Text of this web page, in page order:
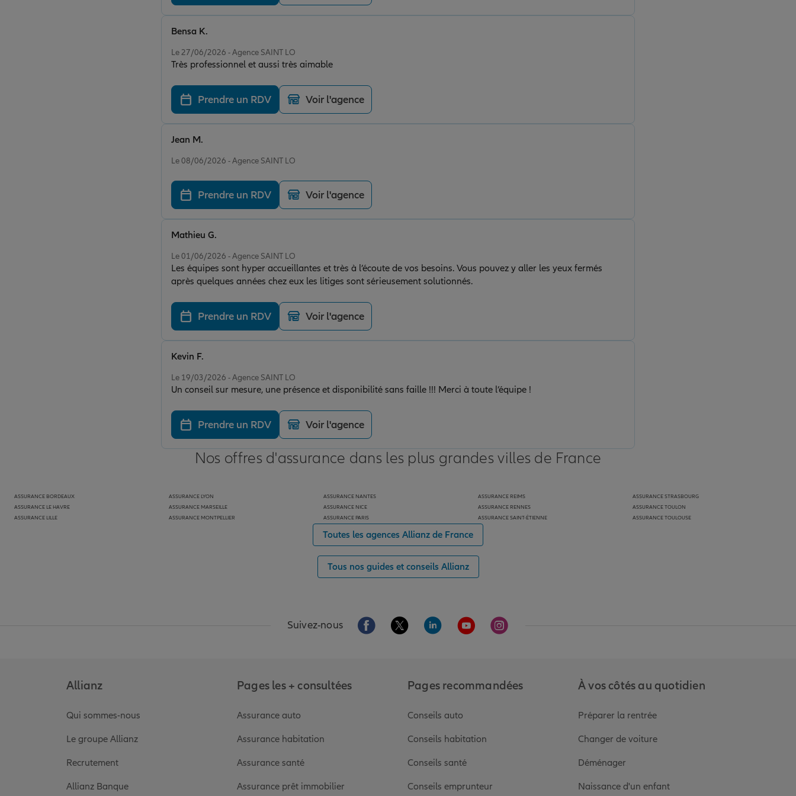
Le 27/06/2026 - Agence SAINT LO
Très professionnel et aussi très aimable
Bensa K.
Prendre un RDV Voir l'agence
Le 08/06/2026 - Agence SAINT LO
Jean M.
Prendre un RDV Voir l'agence
Le 01/06/2026 - Agence SAINT LO
Les équipes sont hyper accueillantes et très à l’écoute de vos besoins. Vous pouvez y aller les yeux fermés
après quelques années chez eux les litiges sont sérieusement solutionnés.
Mathieu G.
Prendre un RDV Voir l'agence
Le 19/03/2026 - Agence SAINT LO
Un conseil sur mesure, une présence et disponibilité sans faille !!! Merci à toute l’équipe !
Kevin F.
Prendre un RDV Voir l'agence
Nos offres d'assurance dans les plus grandes villes de France
ASSURANCE BORDEAUX
ASSURANCE LE HAVRE
ASSURANCE LILLE
ASSURANCE LYON
ASSURANCE MARSEILLE
ASSURANCE MONTPELLIER
ASSURANCE NANTES
ASSURANCE NICE
ASSURANCE PARIS
ASSURANCE REIMS
ASSURANCE RENNES
ASSURANCE SAINT-ÉTIENNE
ASSURANCE STRASBOURG
ASSURANCE TOULON
ASSURANCE TOULOUSE
Toutes les agences Allianz de France
Tous nos guides et conseils Allianz
Suivez-nous Aller sur la page Facebook de Allianz
Aller sur la page Twitter de Allianz
Aller sur la page Linkedin de Allianz
Aller sur la page Youtube de Allianz
Aller sur la page Instagram de Allianz
Allianz
Qui sommes-nous
Le groupe Allianz
Recrutement
Allianz Banque
Pages les + consultées
Assurance auto
Assurance habitation
Assurance santé
Assurance prêt immobilier
Pages recommandées
Conseils auto
Conseils habitation
Conseils santé
Conseils emprunteur
À vos côtés au quotidien
Préparer la rentrée
Changer de voiture
Déménager
Naissance d'un enfant